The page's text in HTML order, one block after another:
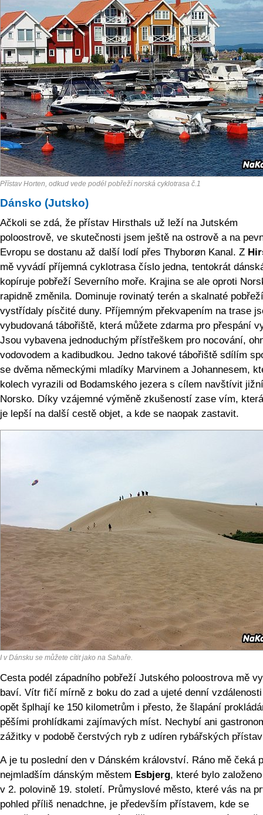
Přístav Horten, odkud vede podél pobřeží norská cyklotrasa č.1
Dánsko (Jutsko)
Ačkoli se zdá, že přístav Hirsthals už leží na Jutském
poloostrově, ve skutečnosti jsem ještě na ostrově a na
Evropu se dostanu až další lodí přes Thyborøn Kanal. Z
mě vyvádí příjemná cyklotrasa číslo jedna, tentokrát
kopíruje pobřeží Severního moře. Krajina se ale oproti
rapidně změnila. Dominuje rovinatý terén a skalnaté pobřeží
vystřídaly písčité duny. Příjemným překvapením na trase
vybudovaná tábořiště, která můžete zdarma pro přespání
Jsou vybavena jednoduchým přístřeškem pro nocování,
vodovodem a kadibudkou. Jedno takové tábořiště sdílím
se dvěma německými mladíky Marvinem a Johannesem,
kolech vyrazili od Bodamského jezera s cílem navštívit jižní
Norsko. Díky vzájemné výměně zkušeností zase vím,
je lepší na další cestě objet, a kde se naopak zastavit.
I v Dánsku se můžete cítit jako na Sahaře.
Cesta podél západního pobřeží Jutského poloostrova mě
baví. Vítr fičí mírně z boku do zad a ujeté denní
opět šplhají ke 150 kilometrům i přesto, že šlapání
pěšími prohlídkami zajímavých míst. Nechybí ani
zážitky v podobě čerstvých ryb z udíren rybářských
A je tu poslední den v Dánském království. Ráno mě čeká
nejmladším dánským městem Esbjerg, které bylo
v 2. polovině 19. století. Průmyslové město, které vás na
pohled příliš nenadchne, je především přístavem, kde se